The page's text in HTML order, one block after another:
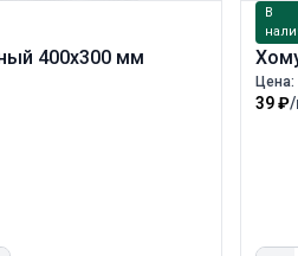
400х300 мм
В
Цена:
39 ₽